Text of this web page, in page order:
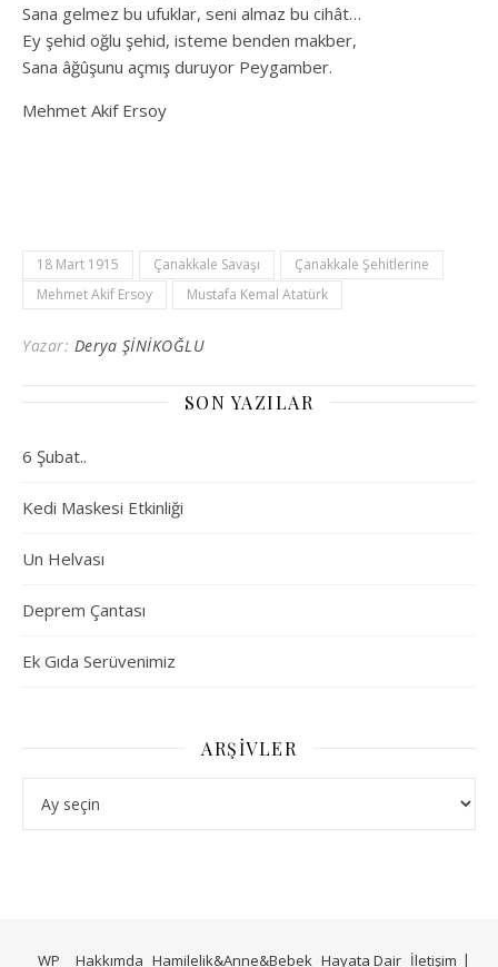
Sana gelmez bu ufuklar, seni almaz bu cihât…
Ey şehid oğlu şehid, isteme benden makber,
Sana âğûşunu açmış duruyor Peygamber.
Mehmet Akif Ersoy
18 Mart 1915 Çanakkale Savaşı
Çanakkale Şehitlerine
Mehmet Akif Ersoy
Mustafa Kemal Atatürk
Yazar: Derya ŞİNİKOĞLU
SON YAZILAR
6 Şubat..
Kedi Maskesi Etkinliği
Un Helvası
Deprem Çantası
Ek Gıda Serüvenimiz
ARŞIVLER
Hakkımda Hamilelik&Anne&Bebek Hayata Dair İletişim
WP